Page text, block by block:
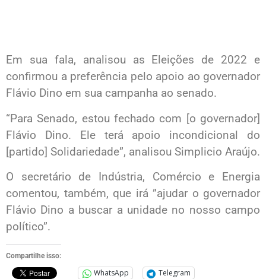
Em sua fala, analisou as Eleições de 2022 e
confirmou a preferência pelo apoio ao governador
Flávio Dino em sua campanha ao senado.
“Para Senado, estou fechado com [o governador]
Flávio Dino. Ele terá apoio incondicional do
[partido] Solidariedade”, analisou Simplicio Araújo.
O secretário de Indústria, Comércio e Energia
comentou, também, que irá ”ajudar o governador
Flávio Dino a buscar a unidade no nosso campo
político”.
Compartilhe isso:
WhatsApp Telegram